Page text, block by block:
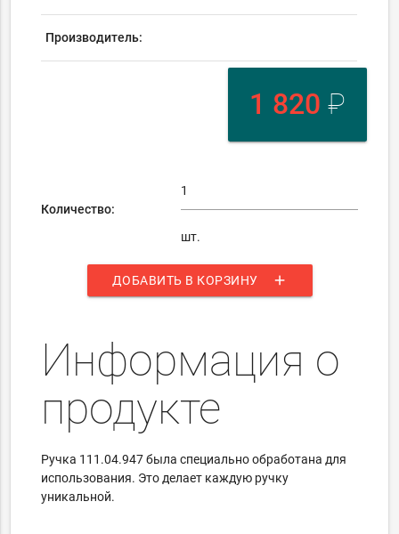
Производитель:
1 820 ₽
Количество:
шт.
ДОБАВИТЬ В КОРЗИНУ add
Информация о
продукте
Ручка 111.04.947 была специально обработана для
использования. Это делает каждую ручку
уникальной.